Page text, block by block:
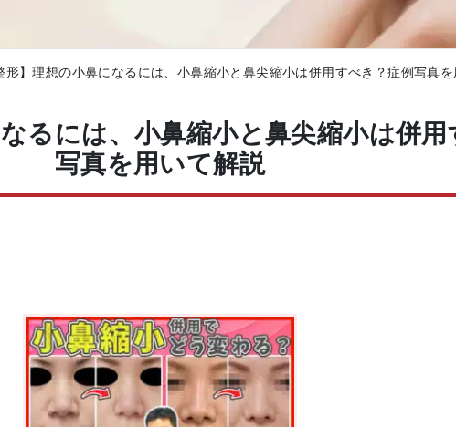
形】理想の小鼻になるには、小鼻縮小と鼻尖縮小は併用すべき？症例写真
るには、小鼻縮小と鼻尖縮小は併
写真を用いて解説